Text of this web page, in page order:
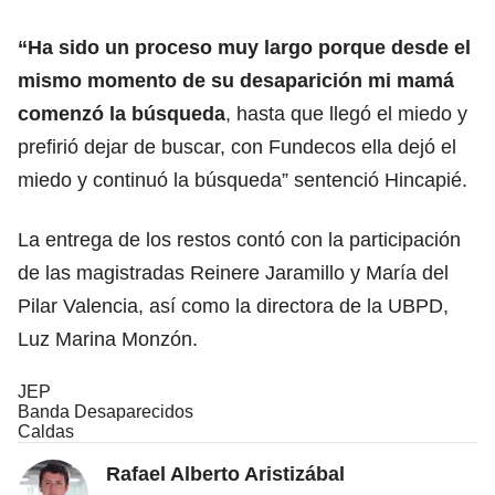
“Ha sido un proceso muy largo porque desde el
mismo momento de su desaparición mi mamá
comenzó la búsqueda, hasta que llegó el miedo y
prefirió dejar de buscar, con Fundecos ella dejó el
miedo y continuó la búsqueda” sentenció Hincapié.
La entrega de los restos contó con la participación
de las magistradas Reinere Jaramillo y María del
Pilar Valencia, así como la directora de la UBPD,
Luz Marina Monzón.
JEP
Banda Desaparecidos
Caldas
Rafael Alberto Aristizábal